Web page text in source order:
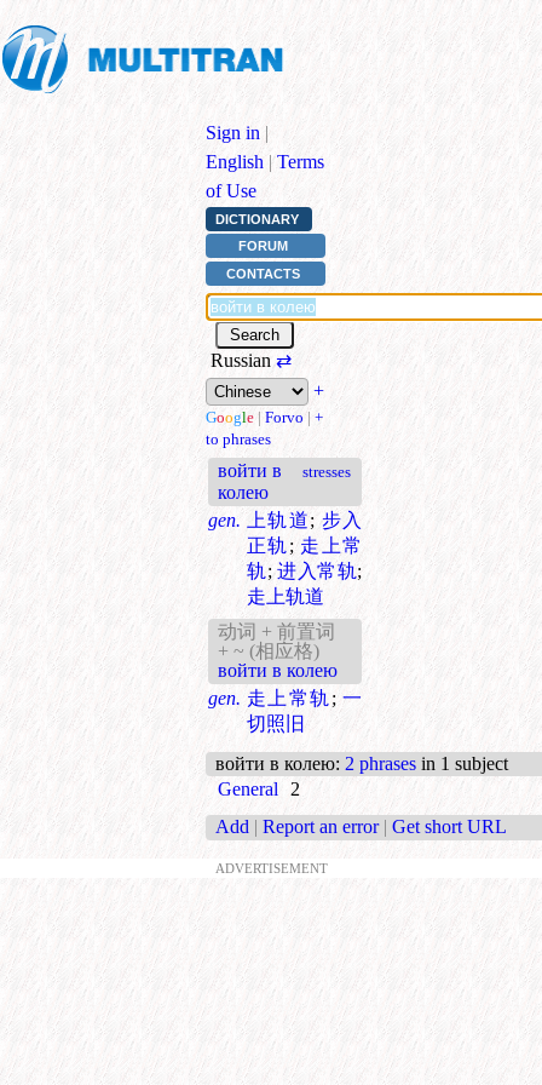
Sign in |
English | Terms
of Use
DICTIONARY
FORUM
CONTACTS
Russian ⇄
+
Google | Forvo | +
to phrases
войти в
колею
stresses
gen. 上轨道; 步入
正轨 ; 走上常
轨; 进入常轨;
走上轨道
动词 + 前置词
+ ~ (相应格)
войти в колею
gen. 走上常轨 ;一
切照旧
войти в колею: 2 phrases in 1 subject
General
2
Add | Report an error | Get short URL
ADVERTISEMENT